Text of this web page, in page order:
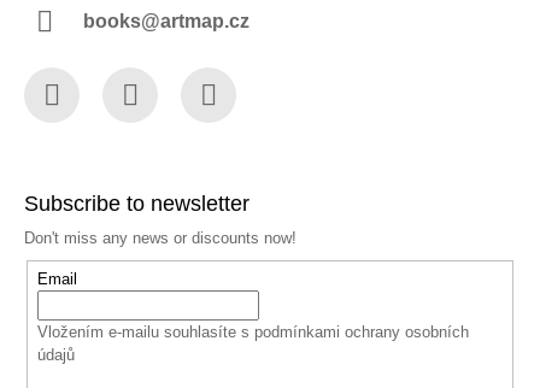
books@artmap.cz
Subscribe to newsletter
Don't miss any news or discounts now!
Email
Vložením e-mailu souhlasíte s podmínkami ochrany osobních
údajů